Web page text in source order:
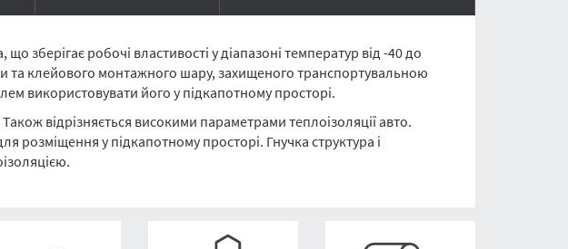
робочі властивості у діапазоні температур від -40 до
та клейового монтажного шару, захищеного транспортувальною
використовувати його у підкапотному просторі.
відрізняється високими параметрами теплоізоляції авто.
розміщення у підкапотному просторі. Гнучка структура і